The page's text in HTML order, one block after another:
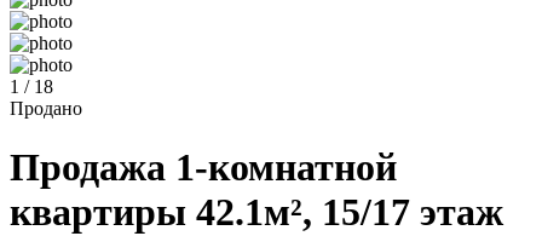
1 / 18
Продано
Продажа 1-комнатной
квартиры 42.1м², 15/17 этаж